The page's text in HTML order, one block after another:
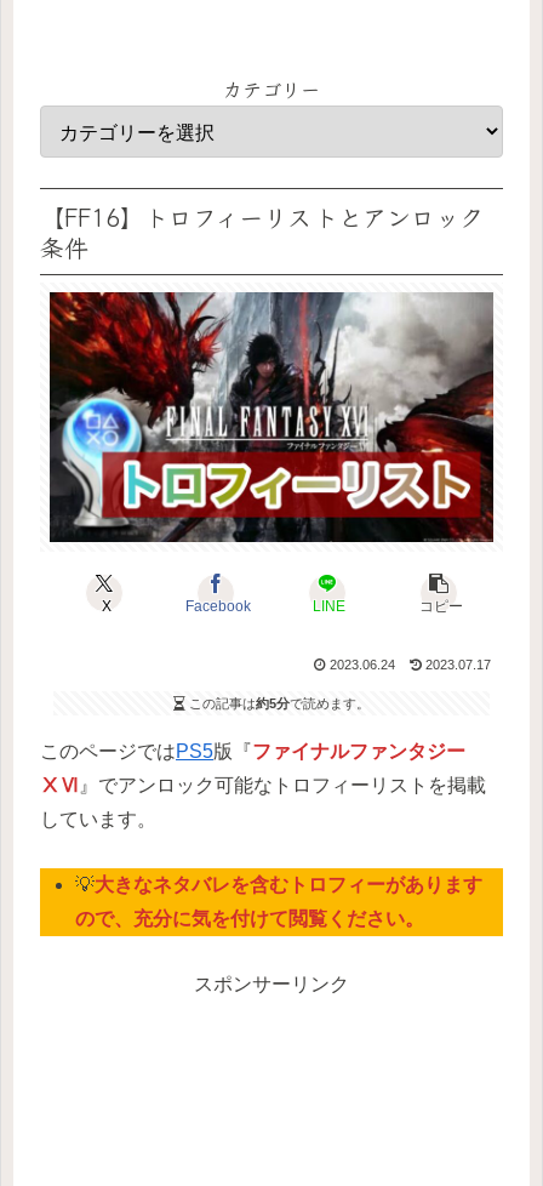
カテゴリー
【FF16】トロフィーリストとアンロック
条件
X Facebook LINE コピー
2023.06.24 2023.07.17
この記事は約5分で読めます。
このページではPS5版『ファイナルファンタジー
ⅩⅥ 』でアンロック可能なトロフィーリストを掲載
しています。
💡大きなネタバレを含むトロフィーがあります
ので、充分に気を付けて閲覧ください。
スポンサーリンク